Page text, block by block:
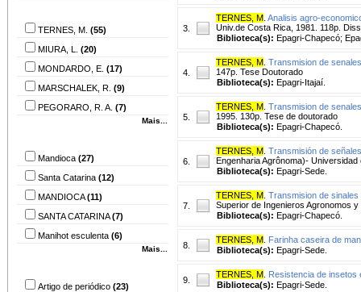
TERNES, M. (55)
MIURA, L. (20)
MONDARDO, E. (17)
MARSCHALEK, R. (9)
PEGORARO, R. A. (7)
Mais...
Mandioca (27)
Santa Catarina (12)
MANDIOCA(11)
SANTA CATARINA(7)
Manihot esculenta (6)
Mais...
Artigo de periódico (23)
3.
TERNES, M Analisis agro-
Univ.de Costa Rica, 1981. 118p.
Biblioteca(s): Epagri-Chapecó;
4.
TERNES, M Transmision de
147p. Tese Doutorado
Biblioteca(s): Epagri-Itajaí.
5.
TERNES, M Transmision de
1995. 130p. Tese de doutorado
Biblioteca(s): Epagri-Chapecó.
6.
TERNES, M Transmisión de
Engenharia Agrônoma)-
Biblioteca(s): Epagri-Sede.
7.
TERNES, M Transmision de
Superior de Ingenieros Agronomos
Biblioteca(s): Epagri-Chapecó.
8.
TERNES, M Farinha caseira de
Biblioteca(s): Epagri-Sede.
9.
TERNES, M Resistencia de insetos
Biblioteca(s): Epagri-Sede.